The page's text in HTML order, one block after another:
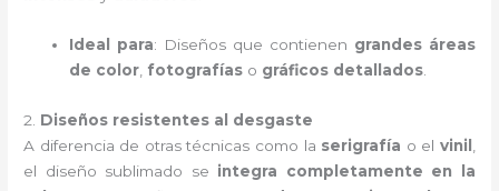
Ideal para: Diseños que contienen grandes áreas
de color fotografías o gráficos detallados
2. Diseños resistentes al desgaste
A diferencia de otras técnicas como la serigrafía o el vinil
el diseño sublimado se integra completamente en la